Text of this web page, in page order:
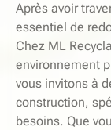
Après avoir
essentiel de
Chez ML
environnement
vous invitons à
construction,
besoins. Que